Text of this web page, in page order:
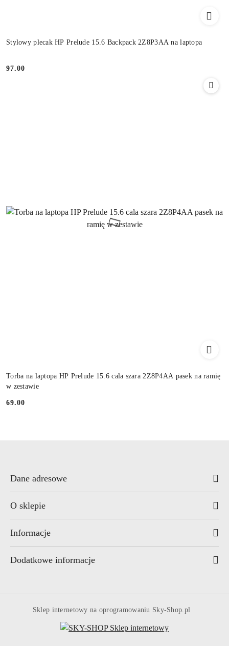
Stylowy plecak HP Prelude 15.6 Backpack 2Z8P3AA na laptopa
Cena:
97.00
Torba na laptopa HP Prelude 15.6 cala szara 2Z8P4AA pasek na ramię
w zestawie
Cena:
69.00
Dane adresowe
O sklepie
Informacje
Dodatkowe informacje
Sklep internetowy na oprogramowaniu Sky-Shop.pl